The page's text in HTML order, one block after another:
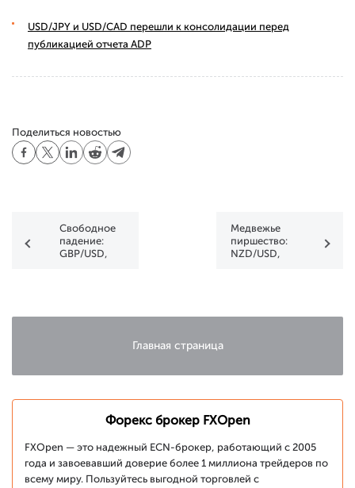
USD/JPY и USD/CAD перешли к консолидации перед
публикацией отчета ADP
Поделиться новостью
Свободное
падение:
GBP/USD,
Медвежье
пиршество:
NZD/USD,
Главная страница
Форекс брокер FXOpen
FXOpen — это надежный ECN-брокер, работающий с 2005
года и завоевавший доверие более 1 миллиона трейдеров по
всему миру. Пользуйтесь выгодной торговлей с